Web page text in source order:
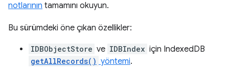
notlarının tamamını okuyun.
Bu sürümdeki öne çıkan özellikler:
IDBObjectStore ve IDBIndex için IndexedDB
getAllRecords() yöntemi.